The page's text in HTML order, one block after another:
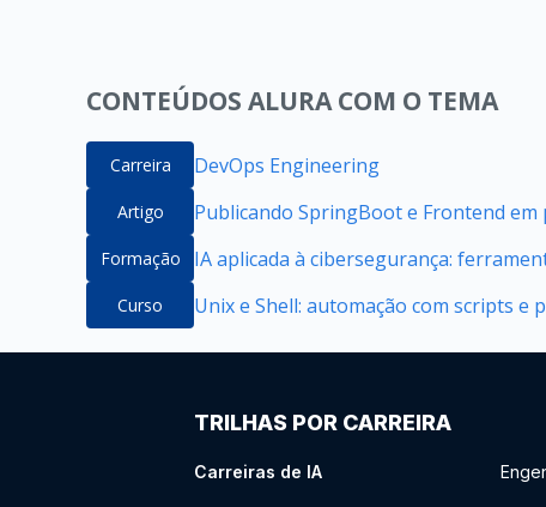
CONTEÚDOS ALURA COM O TEMA
Carreira DevOps Engineering
Artigo Publicando SpringBoot e Frontend em
Formação IA aplicada à cibersegurança:
Curso Unix e Shell: automação com scripts e
TRILHAS POR CARREIRA
Carreiras de IA